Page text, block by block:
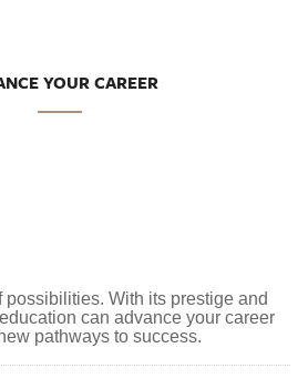
YOUR CAREER
possibilities. With its prestige and
can advance your career
pathways to success.